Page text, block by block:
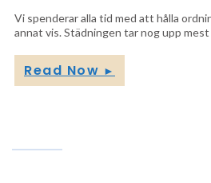
Vi spenderar alla tid med att hålla
annat vis. Städningen tar nog upp mest
Read Now ►